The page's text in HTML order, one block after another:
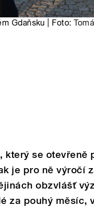
Gdaňsku | Foto:
který se otevřeně
je pro ně výročí
obzvlášť
za pouhý měsíc,